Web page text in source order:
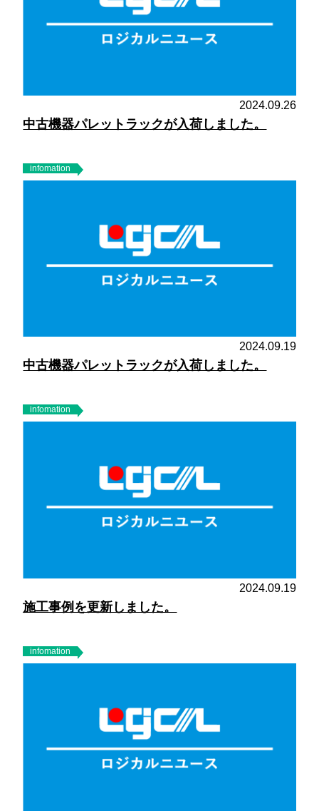
2024.09.26
中古機器パレットラックが入荷しました。
infomation
2024.09.19
中古機器パレットラックが入荷しました。
infomation
2024.09.19
施工事例を更新しました。
infomation